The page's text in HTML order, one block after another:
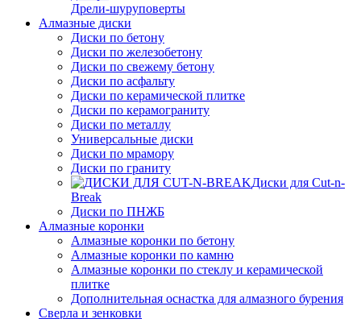
Дрели-шуруповерты
Алмазные диски
Диски по бетону
Диски по железобетону
Диски по свежему бетону
Диски по асфальту
Диски по керамической плитке
Диски по керамограниту
Диски по металлу
Универсальные диски
Диски по мрамору
Диски по граниту
Диски для Cut-n-
Break
Диски по ПНЖБ
Алмазные коронки
Алмазные коронки по бетону
Алмазные коронки по камню
Алмазные коронки по стеклу и керамической
плитке
Дополнительная оснастка для алмазного бурения
Сверла и зенковки